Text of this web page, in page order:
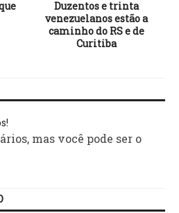
Duzentos e trinta
venezuelanos estão a
caminho do RS e de
Curitiba
mas você pode ser o